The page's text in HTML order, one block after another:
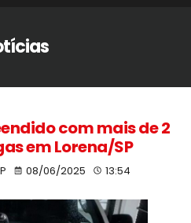
com mais de 2
em Lorena/SP
08/06/2025 13:54